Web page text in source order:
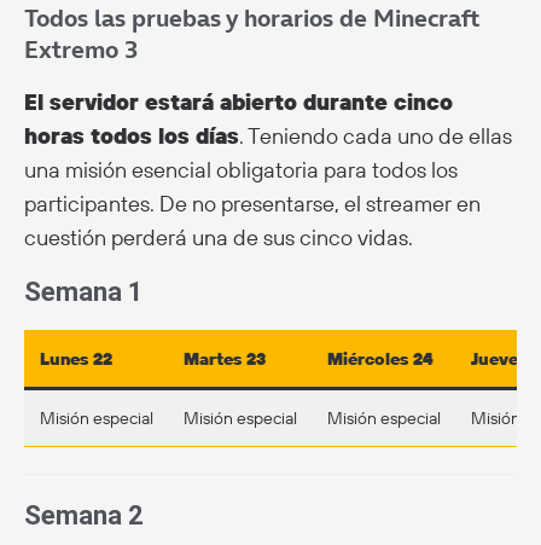
Todos las pruebas y horarios de Minecraft
Extremo 3
El servidor estará abierto durante cinco
horas todos los días. Teniendo cada uno de ellas
una misión esencial obligatoria para todos los
participantes. De no presentarse, el streamer en
cuestión perderá una de sus cinco vidas.
Semana 1
Lunes 22 Martes 23 Miércoles 24 Jueves
Misión especial Misión especial Misión especial Misión
Semana 2